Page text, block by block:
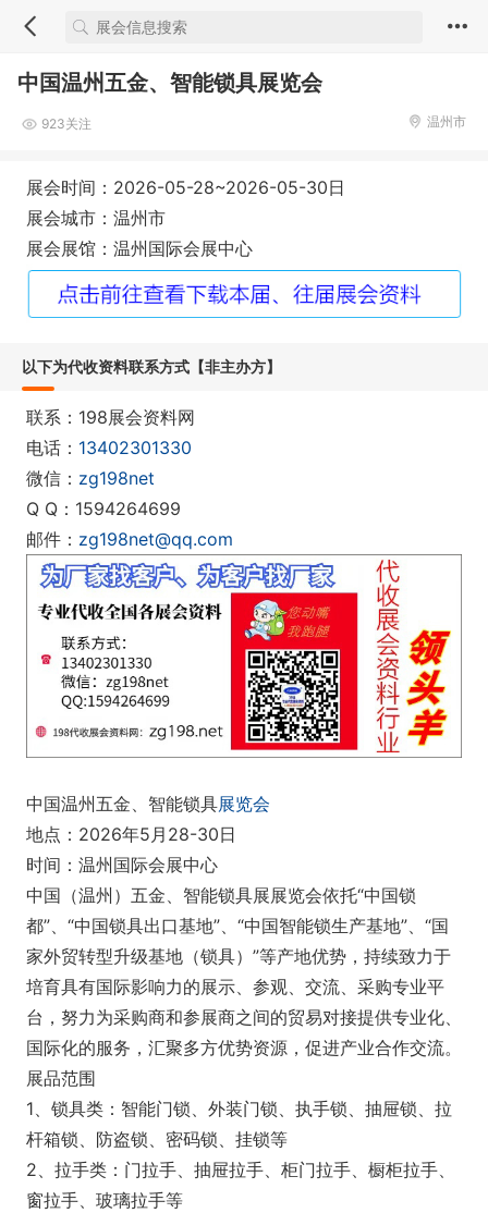
中国温州五金、智能锁具展览会
923关注 温州市
展会时间：2026-05-28~2026-05-30日
展会城市：温州市
展会展馆：温州国际会展中心
以下为代收资料联系方式【非主办方】
联系：198展会资料网
电话： 13402301330
微信： zg198net
Q Q：1594264699
邮件： zg198net@qq.com
中国温州五金、智能锁具展览会
地点：2026年5月28-30日
时间：温州国际会展中心
中国（温州）五金、智能锁具展展览会依托“中国锁
都”、“中国锁具出口基地”、“中国智能锁生产基地”、“国
家外贸转型升级基地（锁具）”等产地优势，持续致力于
培育具有国际影响力的展示、参观、交流、采购专业平
台，努力为采购商和参展商之间的贸易对接提供专业化、
国际化的服务，汇聚多方优势资源，促进产业合作交流。
展品范围
1、锁具类：智能门锁、外装门锁、执手锁、抽屉锁、拉
杆箱锁、防盗锁、密码锁、挂锁等
2、拉手类：门拉手、抽屉拉手、柜门拉手、橱柜拉手、
窗拉手、玻璃拉手等